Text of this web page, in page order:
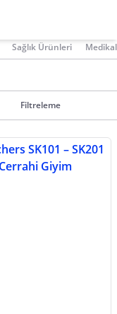
Sağlık Ürünleri
Filtreleme